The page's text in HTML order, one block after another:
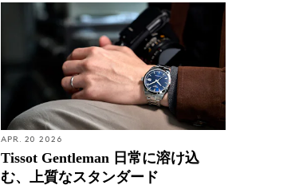
APR. 20 2026
Tissot Gentleman 日常に溶け込
む、上質なスタンダード